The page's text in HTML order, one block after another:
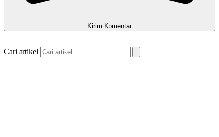
Kirim Komentar
Cari artikel